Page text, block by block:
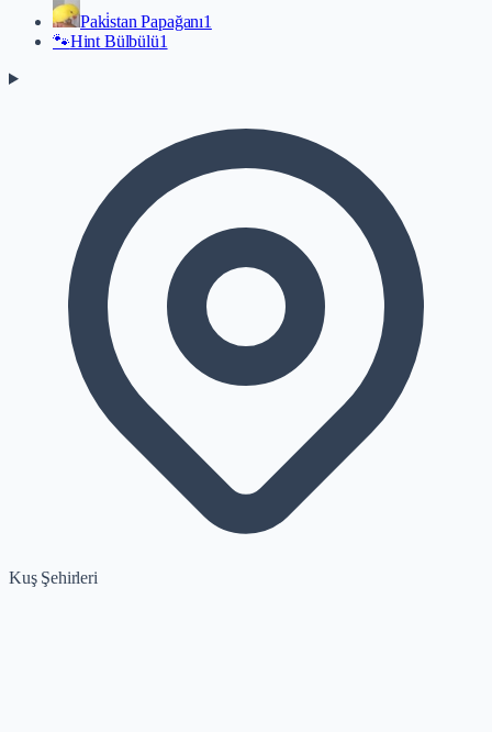
Paki̇stan Papağanı1
🐾Hint Bülbülü1
Kuş Şehirleri